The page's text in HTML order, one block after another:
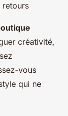
retours
créativité,
vous
qui ne